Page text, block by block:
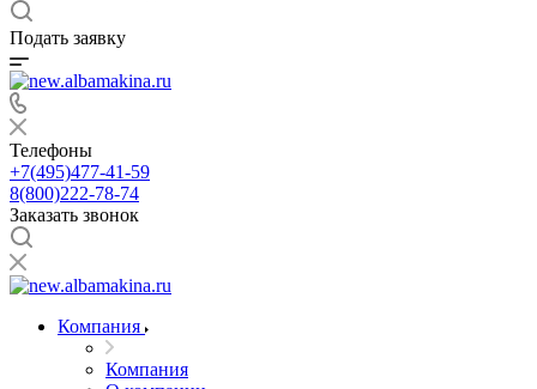
Подать заявку
Телефоны
+7(495)477-41-59
8(800)222-78-74
Заказать звонок
Компания
Компания